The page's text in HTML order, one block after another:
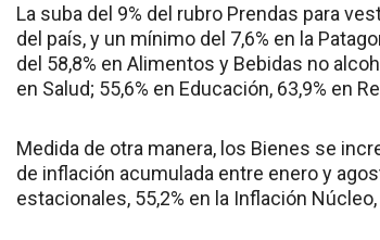
La suba del 9% del rubro Prendas para
del país, y un mínimo del 7,6% en la
del 58,8% en Alimentos y Bebidas no
en Salud; 55,6% en Educación, 63,9% en
Medida de otra manera, los Bienes se
de inflación acumulada entre enero y
estacionales, 55,2% en la Inflación